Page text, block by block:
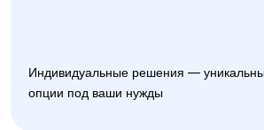
Индивидуальные решения —
опции под ваши нужды